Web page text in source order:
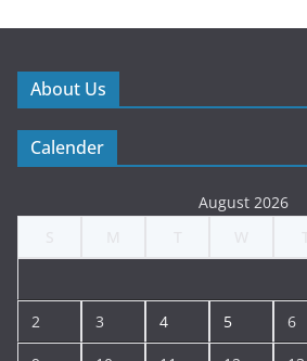
About Us
Calender
August 2026
2 3 4 5 6